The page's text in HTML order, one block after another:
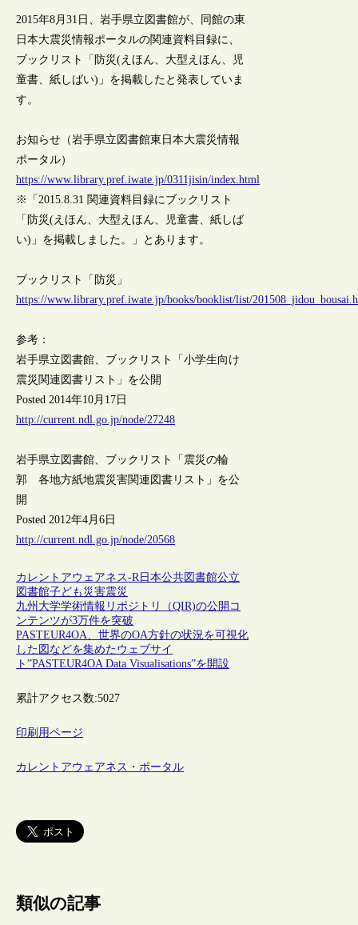
2015年8月31日、岩手県立図書館が、同館の東
日本大震災情報ポータルの関連資料目録に、
ブックリスト「防災(えほん、大型えほん、児
童書、紙しばい)」を掲載したと発表していま
す。
お知らせ（岩手県立図書館東日本大震災情報
ポータル）
https://www.library.pref.iwate.jp/0311jisin/index.html
※「2015.8.31 関連資料目録にブックリスト
「防災(えほん、大型えほん、児童書、紙しば
い)」を掲載しました。」とあります。
ブックリスト「防災」
https://www.library.pref.iwate.jp/books/booklist/list/
参考：
岩手県立図書館、ブックリスト「小学生向け
震災関連図書リスト」を公開
Posted 2014年10月17日
http://current.ndl.go.jp/node/27248
岩手県立図書館、ブックリスト「震災の輪
郭 各地方紙地震災害関連図書リスト」を公
開
Posted 2012年4月6日
http://current.ndl.go.jp/node/20568
カレントアウェアネス-R 日本公共図書館公立
図書館子ども 災害震災
九州大学学術情報リポジトリ（QIR)の公開コ
ンテンツが3万件を突破
PASTEUR4OA、世界のOA方針の状況を可視化
した図などを集めたウェブサイ
ト”PASTEUR4OA Data Visualisations”を開設
累計アクセス数:5027
印刷用ページ
カレントアウェアネス・ポータル
類似の記事